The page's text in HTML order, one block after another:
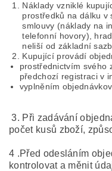
Náklady vzniklé
prostředků na dálku v
smlouvy (náklady na
telefonní hovory),
neliší od základní
Kupující provádí
prostřednictvím svého
předchozí registraci v
vyplněním
3. Při zadávání
počet kusů zboží,
4 .Před odesláním
kontrolovat a měnit